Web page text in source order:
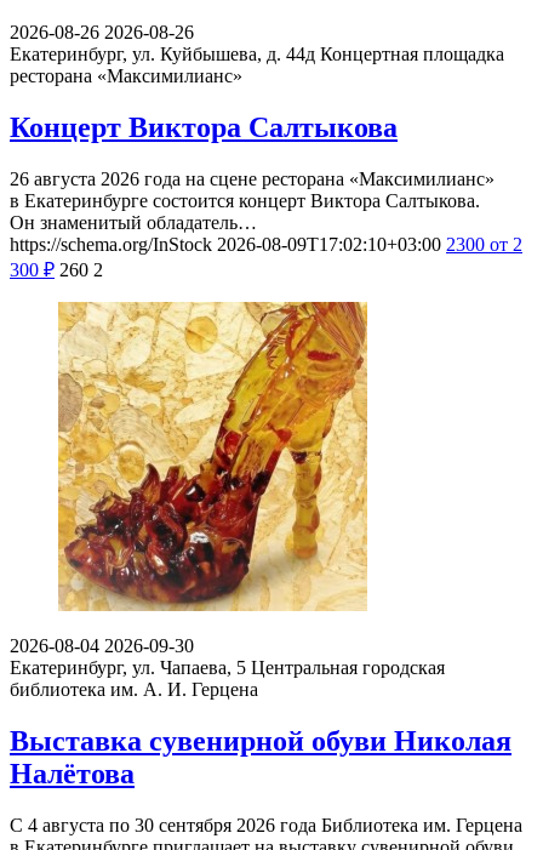
2026-08-26 2026-08-26
Екатеринбург, ул. Куйбышева, д. 44д Концертная площадка
ресторана «Максимилианс»
Концерт Виктора Салтыкова
26 августа 2026 года на сцене ресторана «Максимилианс»
в Екатеринбурге состоится концерт Виктора Салтыкова.
Он знаменитый обладатель…
https://schema.org/InStock 2026-08-09T17:02:10+03:00 2300 от 2
300 ₽ 260 2
2026-08-04 2026-09-30
Екатеринбург, ул. Чапаева, 5 Центральная городская
библиотека им. А. И. Герцена
Выставка сувенирной обуви Николая
Налётова
С 4 августа по 30 сентября 2026 года Библиотека им. Герцена